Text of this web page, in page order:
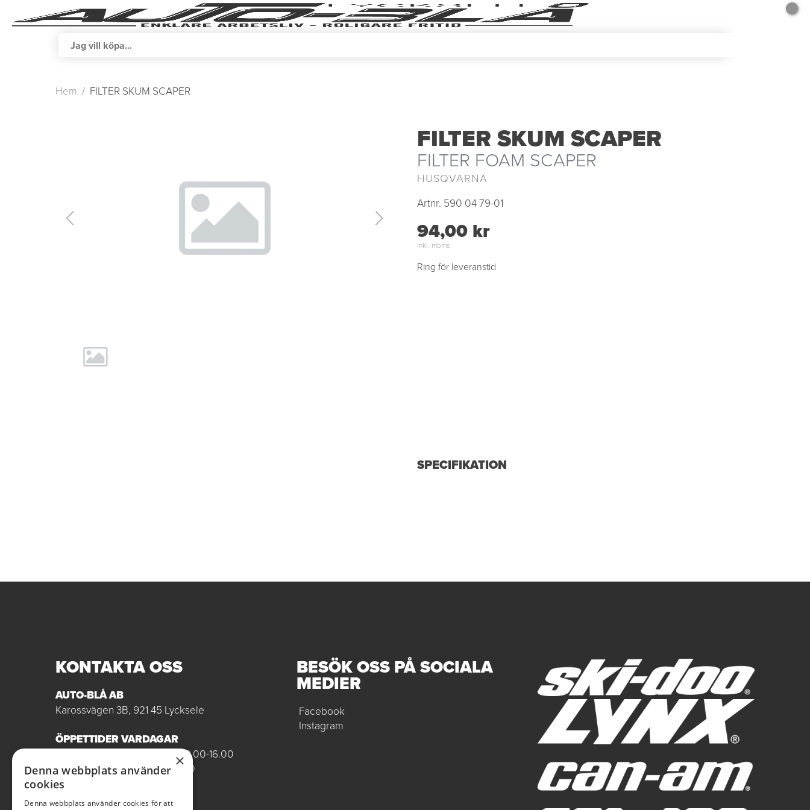
Hem FILTER SKUM SCAPER
FILTER SKUM SCAPER
FILTER FOAM SCAPER
HUSQVARNA
Artnr. 590 04 79-01
94,00 kr
Inkl. moms
Ring för leveranstid
SPECIFIKATION
KONTAKTA OSS
AUTO-BLÅ AB
Karossvägen 3B, 921 45 Lycksele
ÖPPETTIDER VARDAGAR
Butik/Försäljning vardagar 09.00-16.00
Verkstad vardagar 07.00-16.00
Röda dagar stängt
BESÖK OSS PÅ SOCIALA
MEDIER
Facebook
Instagram
×
Denna webbplats använder
cookies
Denna webbplats använder cookies för att